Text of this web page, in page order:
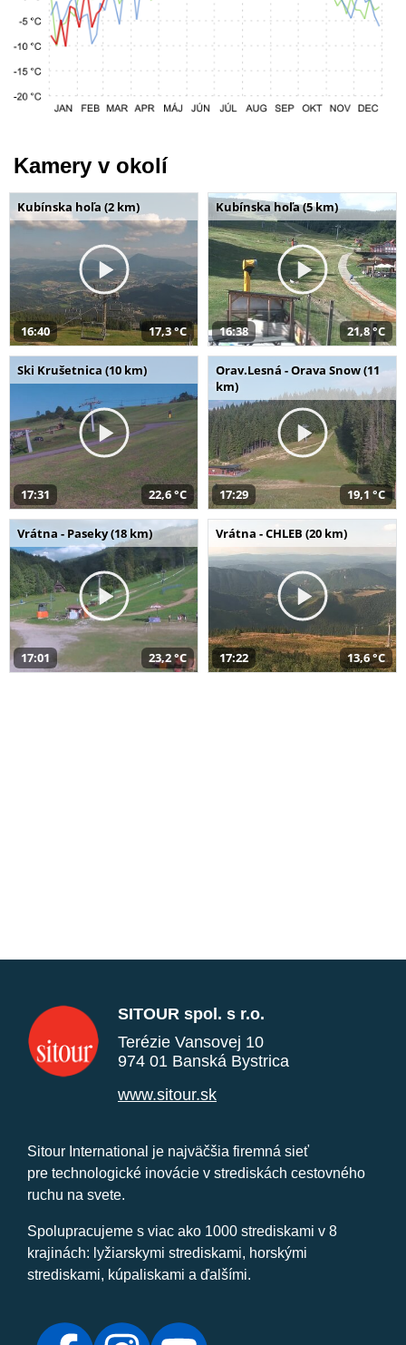
Kamery v okolí
Kubínska hoľa (2 km)
16:40 17,3 °C
Kubínska hoľa (5 km)
16:38 21,8 °C
Ski Krušetnica (10 km)
17:31 22,6 °C
Orav.Lesná - Orava Snow (11
km)
17:29 19,1 °C
Vrátna - Paseky (18 km)
17:01 23,2 °C
Vrátna - CHLEB (20 km)
17:22 13,6 °C
SITOUR spol. s r.o.
Terézie Vansovej 10
974 01 Banská Bystrica
www.sitour.sk
Sitour International je najväčšia firemná sieť
pre technologické inovácie v strediskách cestovného
ruchu na svete.
Spolupracujeme s viac ako 1000 strediskami v 8
krajinách: lyžiarskymi strediskami, horskými
strediskami, kúpaliskami a ďalšími.